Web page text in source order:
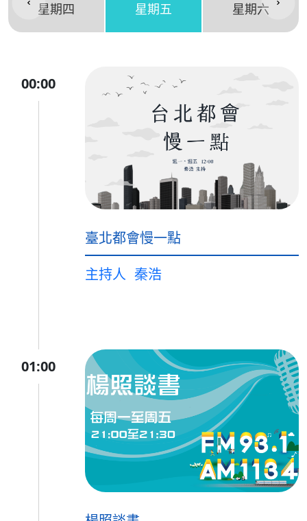
星期四 星期五 星期六
00:00
臺北都會慢一點
主持人 秦浩
01:00